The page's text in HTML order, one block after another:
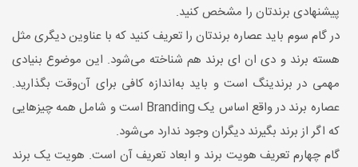
پیشنهادی برندتان را مشخص کنید.
در گام سوم باید عصاره برندتان را تعریف کنید که با عناوین دیگری مثل
هسته برند و دی ان ای برند هم شناخته می‌شود. این موضوع بنیادی
مهمی در برندینگ است و باید به‌اندازه کافی برای آن‌وقت بگذارید.
عصاره برند در واقع اساس یک Branding است و شامل همه چیزهایی
که اگر از برند بگیرند دیگران وجود ندارد می‌شود.
گام چهارم تعریف هویت برند و ابعاد تعریف آن است. هویت یک برند